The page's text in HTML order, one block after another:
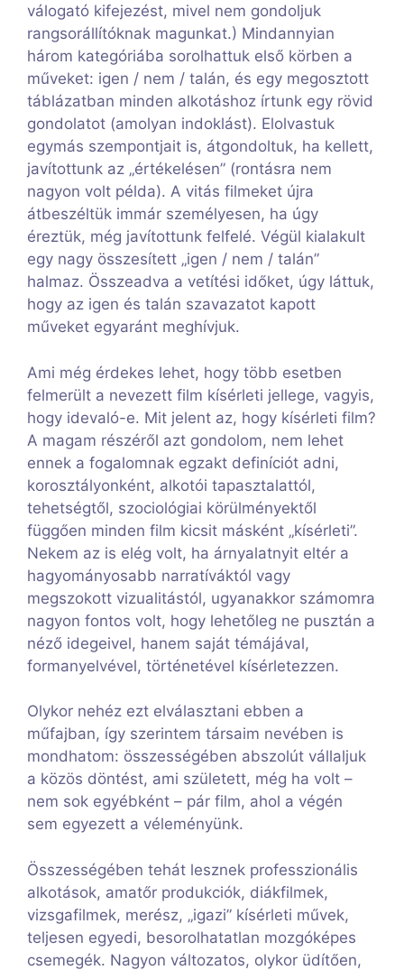
válogató kifejezést, mivel nem gondoljuk
rangsorállítóknak magunkat.) Mindannyian
három kategóriába sorolhattuk első körben a
műveket: igen / nem / talán, és egy megosztott
táblázatban minden alkotáshoz írtunk egy rövid
gondolatot (amolyan indoklást). Elolvastuk
egymás szempontjait is, átgondoltuk, ha kellett,
javítottunk az „értékelésen” (rontásra nem
nagyon volt példa). A vitás filmeket újra
átbeszéltük immár személyesen, ha úgy
éreztük, még javítottunk felfelé. Végül kialakult
egy nagy összesített „igen / nem / talán”
halmaz. Összeadva a vetítési időket, úgy láttuk,
hogy az igen és talán szavazatot kapott
műveket egyaránt meghívjuk.
Ami még érdekes lehet, hogy több esetben
felmerült a nevezett film kísérleti jellege, vagyis,
hogy idevaló-e. Mit jelent az, hogy kísérleti film?
A magam részéről azt gondolom, nem lehet
ennek a fogalomnak egzakt definíciót adni,
korosztályonként, alkotói tapasztalattól,
tehetségtől, szociológiai körülményektől
függően minden film kicsit másként „kísérleti”.
Nekem az is elég volt, ha árnyalatnyit eltér a
hagyományosabb narratíváktól vagy
megszokott vizualitástól, ugyanakkor számomra
nagyon fontos volt, hogy lehetőleg ne pusztán a
néző idegeivel, hanem saját témájával,
formanyelvével, történetével kísérletezzen.
Olykor nehéz ezt elválasztani ebben a
műfajban, így szerintem társaim nevében is
mondhatom: összességében abszolút vállaljuk
a közös döntést, ami született, még ha volt –
nem sok egyébként – pár film, ahol a végén
sem egyezett a véleményünk.
Összességében tehát lesznek professzionális
alkotások, amatőr produkciók, diákfilmek,
vizsgafilmek, merész, „igazi” kísérleti művek,
teljesen egyedi, besorolhatatlan mozgóképes
csemegék. Nagyon változatos, olykor üdítően,